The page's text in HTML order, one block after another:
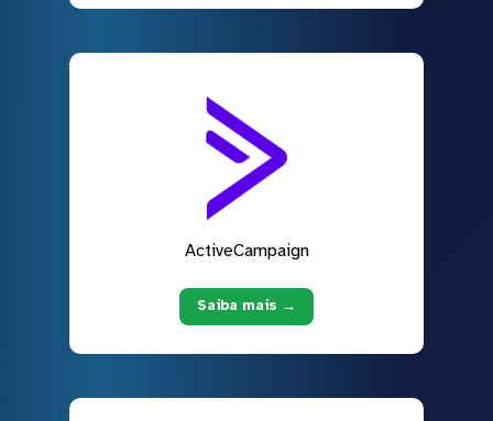
ActiveCampaign
Saiba mais →